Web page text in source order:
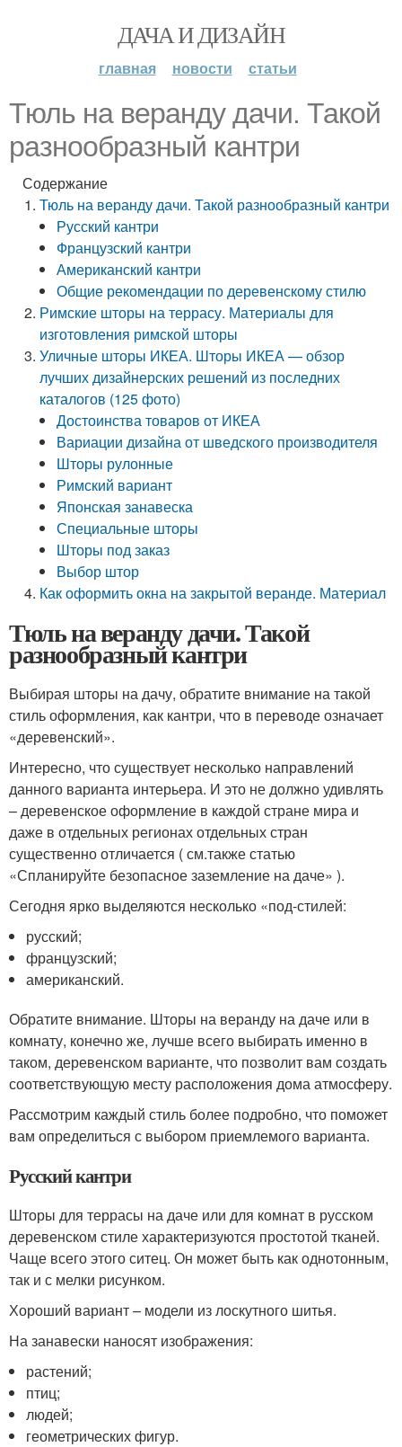
ДАЧА И ДИЗАЙН
главная новости статьи
Тюль на веранду дачи. Такой
разнообразный кантри
Содержание
Тюль на веранду дачи. Такой разнообразный кантри
Русский кантри
Французский кантри
Американский кантри
Общие рекомендации по деревенскому стилю
Римские шторы на террасу. Материалы для
изготовления римской шторы
Уличные шторы ИКЕА. Шторы ИКЕА — обзор
лучших дизайнерских решений из последних
каталогов (125 фото)
Достоинства товаров от ИКЕА
Вариации дизайна от шведского производителя
Шторы рулонные
Римский вариант
Японская занавеска
Специальные шторы
Шторы под заказ
Выбор штор
Как оформить окна на закрытой веранде. Материал
Тюль на веранду дачи. Такой
разнообразный кантри
Выбирая шторы на дачу, обратите внимание на такой
стиль оформления, как кантри, что в переводе означает
«деревенский».
Интересно, что существует несколько направлений
данного варианта интерьера. И это не должно удивлять
– деревенское оформление в каждой стране мира и
даже в отдельных регионах отдельных стран
существенно отличается ( см.также статью
«Спланируйте безопасное заземление на даче» ).
Сегодня ярко выделяются несколько «под-стилей:
русский;
французский;
американский.
Обратите внимание. Шторы на веранду на даче или в
комнату, конечно же, лучше всего выбирать именно в
таком, деревенском варианте, что позволит вам создать
соответствующую месту расположения дома атмосферу.
Рассмотрим каждый стиль более подробно, что поможет
вам определиться с выбором приемлемого варианта.
Русский кантри
Шторы для террасы на даче или для комнат в русском
деревенском стиле характеризуются простотой тканей.
Чаще всего этого ситец. Он может быть как однотонным,
так и с мелки рисунком.
Хороший вариант – модели из лоскутного шитья.
На занавески наносят изображения:
растений;
птиц;
людей;
геометрических фигур.